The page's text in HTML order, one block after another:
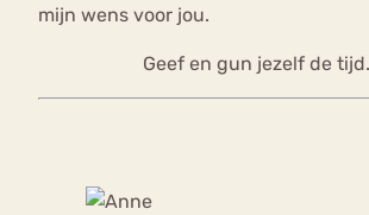
mijn wens voor jou.
Geef en gun jezelf de